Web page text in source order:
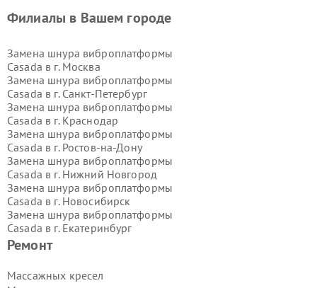
Ремонт
Массажных кресел
Филиалы в Вашем городе
Замена шнура виброплатформы
Casada в г. Москва
Замена шнура виброплатформы
Casada в г. Санкт-Петербург
Замена шнура виброплатформы
Casada в г. Краснодар
Замена шнура виброплатформы
Casada в г. Ростов-на-Дону
Замена шнура виброплатформы
Casada в г. Нижний Новгород
Замена шнура виброплатформы
Casada в г. Новосибирск
Замена шнура виброплатформы
Casada в г. Екатеринбург
Замена шнура виброплатформы
Замена шнура виброплатформы
Casada в г.Воронеж